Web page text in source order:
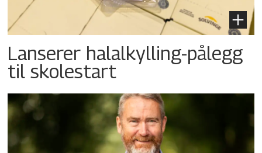
Lanserer halalkylling-­pålegg
til skolestart